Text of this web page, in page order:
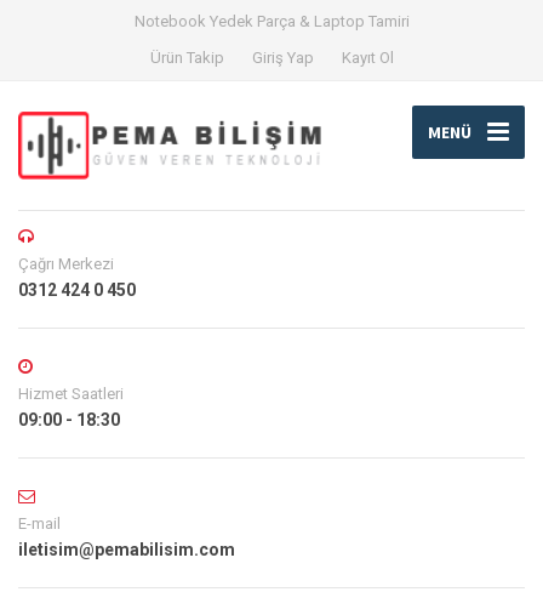
Notebook Yedek Parça & Laptop Tamiri
Ürün Takip
Giriş Yap Kayıt Ol
MENÜ
Çağrı Merkezi
0312 424 0 450
Hizmet Saatleri
09:00 - 18:30
E-mail
iletisim@pemabilisim.com